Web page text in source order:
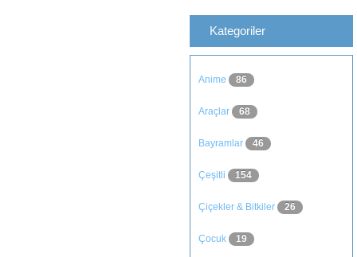
Kategoriler
Anime 86
Araçlar 68
Bayramlar 46
Çeşitli 154
Çiçekler & Bitkiler 26
Çocuk 19